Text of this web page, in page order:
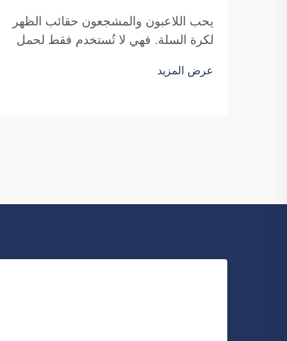
يحب اللاعبون والمشجعون حقائب الظهر
لكرة السلة. فهي لا تُستخدم فقط لحمل
الفريق والهوية الفردية. ونحن في شركة
عرض المزيد